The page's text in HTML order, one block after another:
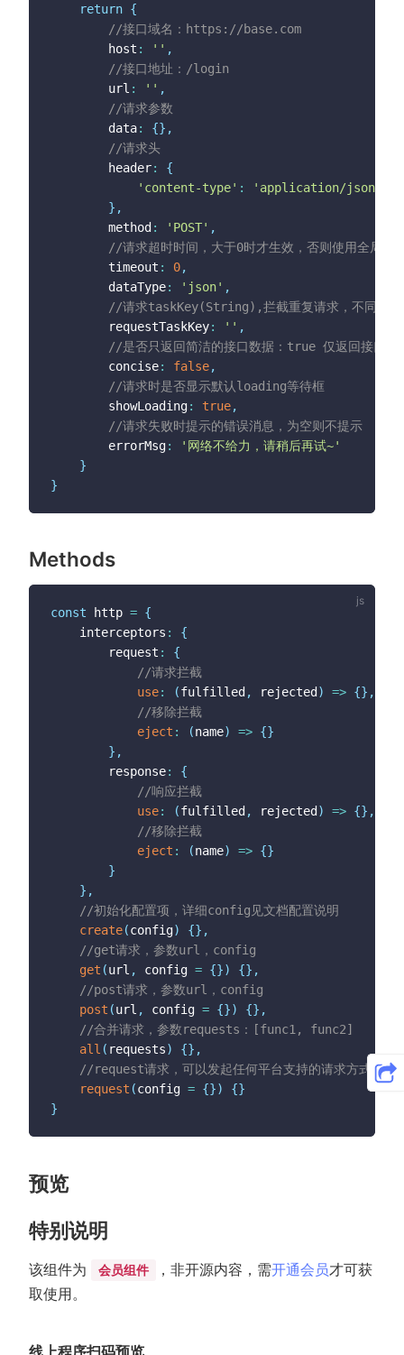
				version
:
'v1.6.3'
}
} ).then(res => {
			console
const
if
(
}
catch(e => {})
() {
//合并多个请求：都返回数据后再进行其他操作
let func1
let func2 = this
			concise
: true
})
this.http.all([func1, func2]) .then(res
			console
. log
this. tui.toast('请求成功！')
}).catch( e => {})
async
get5()
		console
//微信小程序中使用
//返回全部数据
.get( '/Home/GetStatus'
	  console
const d = res
code == 100
toast ( '请求成功！'
)
(e =>
	  console
} )
//返回简洁数据
get2 ()
{
	wx
. $http get( '/Home/GetStatus'
//参数
	  data
: { version: 'v1.6.3'} ,
//仅返回data数据
	  concise
:
true
} ) . then( res =>
{
	  console
.log( res
)
		tui
.toast('请求成功！' + JSON.stringify
},
	wx
.$http.request({
return {
//接口域名：https://base.com
		host
: '' ,
//接口地址：/login
		url
: '' ,
//请求参数
		data
: {} ,
//请求头
		header
:
{
'content-type' :
'application/json'
} ,
		method
: 'POST' ,
//请求超时时间，大于0时才生效，否则使用全局配
		timeout
: 0,
		dataType
: 'json' ,
//请求taskKey(String),拦截重复请求，不同接口
		requestTaskKey
: '' ,
//是否只返回简洁的接口数据：true 仅返回接口
		concise
: false,
//请求时是否显示默认loading等待框
		showLoading
: true,
//请求失败时提示的错误消息，为空则不提示
		errorMsg
:
'网络不给力，请稍后再试~'
}
}
Methods
const http = {
	interceptors
:
{
		request
:
{
//请求拦截
use: (fulfilled , rejected ) => {} ,
//移除拦截
eject : (name) => {}
} ,
		response
:
{
//响应拦截
use: (fulfilled , rejected ) => {} ,
//移除拦截
eject : (name) => {}
}
} ,
//初始化配置项，详细config见文档配置说明
create(config) {} ,
//get请求，参数url，config
get (url , config = {}) {} ,
//post请求，参数url，config
post (url , config = {}) {} ,
//合并请求，参数requests：[func1, func2]
all ( requests) {} ,
//request请求，可以发起任何平台支持的请求方式，
request (config = {}) {}
}
预览
特别说明
该组件为 会员组件 ，非开源内容，需开通会员才可获
取使用。
线上程序扫码预览